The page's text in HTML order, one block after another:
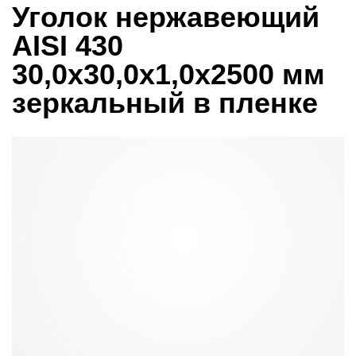
Уголок нержавеющий
AISI 430
30,0х30,0х1,0х2500 мм
зеркальный в пленке